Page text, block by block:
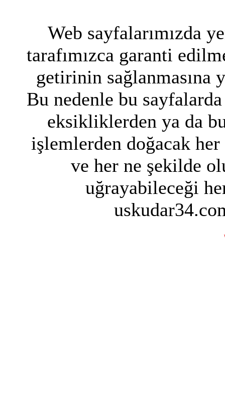
Web sayfalarımızda
tarafımızca garanti
getirinin
Bu nedenle bu
eksikliklerden ya da
işlemlerden doğacak
ve her ne şekilde
uğrayabileceği